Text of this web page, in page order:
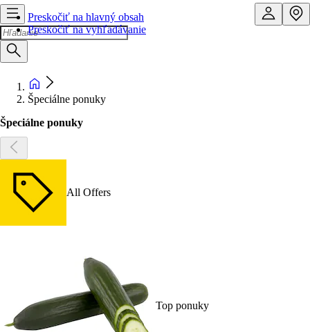
Preskočiť na hlavný obsah
Preskočiť na vyhľadávanie
Špeciálne ponuky
Špeciálne ponuky
All Offers
Top ponuky